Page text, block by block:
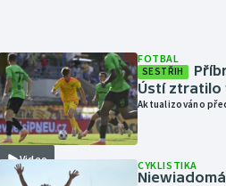
Video
FOTBAL
SESTŘIH
Ústí ztratilo
Aktualizováno
CYKLISTIKA